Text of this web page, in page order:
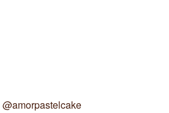
@amorpastelcake